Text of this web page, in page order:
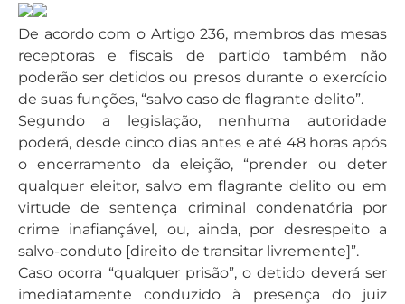
De acordo com o Artigo 236, membros das mesas
receptoras e fiscais de partido também não
poderão ser detidos ou presos durante o exercício
de suas funções, “salvo caso de flagrante delito”.
Segundo a legislação, nenhuma autoridade
poderá, desde cinco dias antes e até 48 horas após
o encerramento da eleição, “prender ou deter
qualquer eleitor, salvo em flagrante delito ou em
virtude de sentença criminal condenatória por
crime inafiançável, ou, ainda, por desrespeito a
salvo-conduto [direito de transitar livremente]”.
Caso ocorra “qualquer prisão”, o detido deverá ser
imediatamente conduzido à presença do juiz